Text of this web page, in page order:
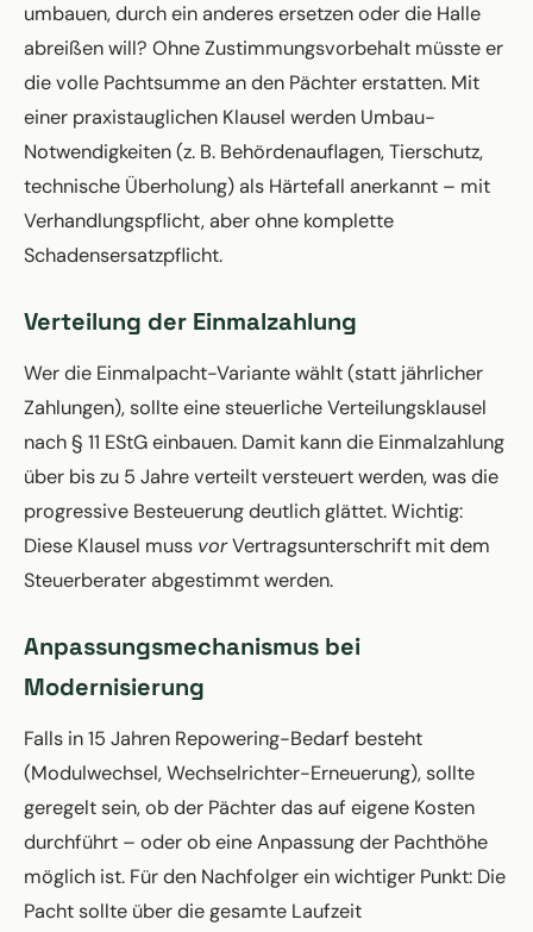
umbauen, durch ein anderes ersetzen oder die Halle
abreißen will? Ohne Zustimmungsvorbehalt müsste er
die volle Pachtsumme an den Pächter erstatten. Mit
einer praxistauglichen Klausel werden Umbau-
Notwendigkeiten (z. B. Behördenauflagen, Tierschutz,
technische Überholung) als Härtefall anerkannt – mit
Verhandlungspflicht, aber ohne komplette
Schadensersatzpflicht.
Verteilung der Einmalzahlung
Wer die Einmalpacht-Variante wählt (statt jährlicher
Zahlungen), sollte eine steuerliche Verteilungsklausel
nach § 11 EStG einbauen. Damit kann die Einmalzahlung
über bis zu 5 Jahre verteilt versteuert werden, was die
progressive Besteuerung deutlich glättet. Wichtig:
Diese Klausel muss vorVertragsunterschrift mit dem
Steuerberater abgestimmt werden.
Anpassungsmechanismus bei
Modernisierung
Falls in 15 Jahren Repowering-Bedarf besteht
(Modulwechsel, Wechselrichter-Erneuerung), sollte
geregelt sein, ob der Pächter das auf eigene Kosten
durchführt – oder ob eine Anpassung der Pachthöhe
möglich ist. Für den Nachfolger ein wichtiger Punkt: Die
Pacht sollte über die gesamte Laufzeit